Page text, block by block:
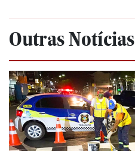
Outras Notícias